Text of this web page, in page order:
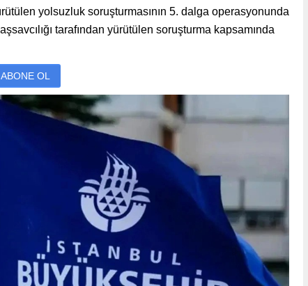
yolsuzluk soruşturmasının 5. dalga operasyonunda
tarafından yürütülen soruşturma kapsamında
ABONE OL